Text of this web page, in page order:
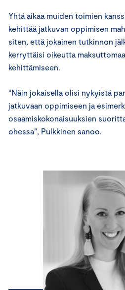
Yhtä aikaa muiden toimien
kehittää jatkuvan oppimisen
siten, että jokainen tutkinnon
kerryttäisi oikeutta
kehittämiseen.
“Näin jokaisella olisi nykyistä
jatkuvaan oppimiseen ja
osaamiskokonaisuuksien
ohessa”, Pulkkinen sanoo.